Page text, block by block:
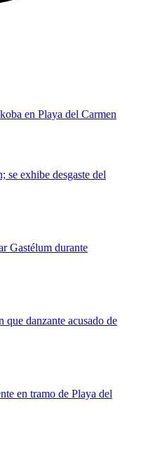
en Playa del Carmen
se exhibe desgaste del
Gastélum durante
danzante acusado de
en tramo de Playa del